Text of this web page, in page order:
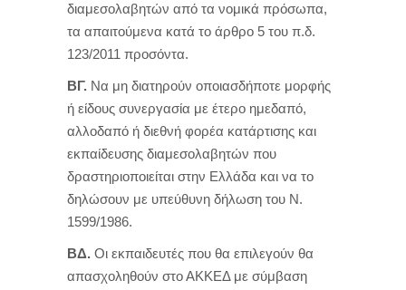
διαμεσολαβητών από τα νομικά πρόσωπα,
τα απαιτούμενα κατά το άρθρο 5 του π.δ.
123/2011 προσόντα.
ΒΓ. Να μη διατηρούν οποιασδήποτε μορφής
ή είδους συνεργασία με έτερο ημεδαπό,
αλλοδαπό ή διεθνή φορέα κατάρτισης και
εκπαίδευσης διαμεσολαβητών που
δραστηριοποιείται στην Ελλάδα και να το
δηλώσουν με υπεύθυνη δήλωση του Ν.
1599/1986.
ΒΔ. Οι εκπαιδευτές που θα επιλεγούν θα
απασχοληθούν στο ΑΚΚΕΔ με σύμβαση